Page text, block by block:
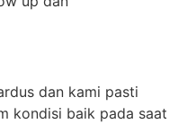
dan kami pasti
kondisi baik pada saat